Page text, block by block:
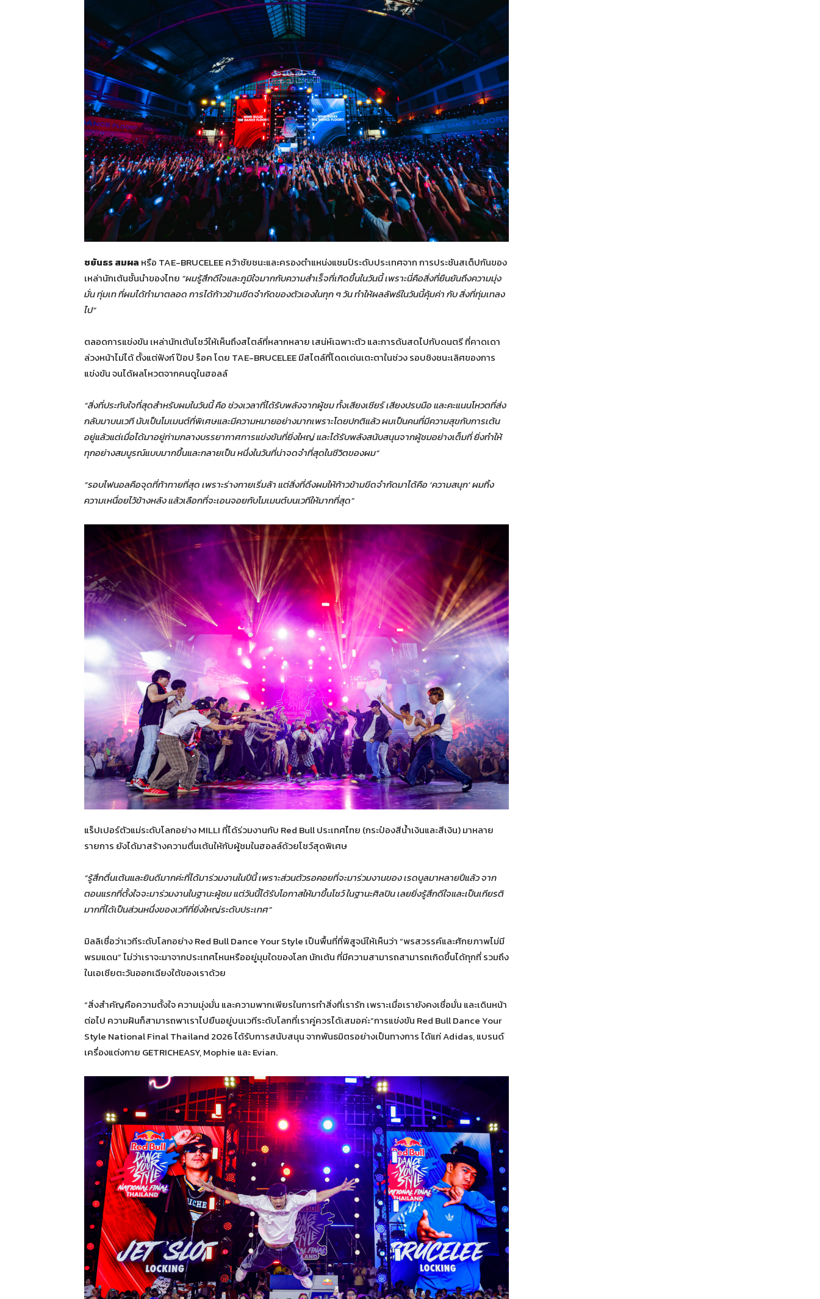
ชยันธร สมผล หรือ TAE-BRUCELEE คว้าชัยชนะและครองตำแหน่งแชมป์ระดับประเทศจาก การประชันสเต็ปกันของ
เหล่านักเต้นชั้นนำของไทย “ผมรู้สึกดีใจและภูมิใจมากกับความสำเร็จที่เกิดขึ้นในวันนี้ เพราะนี่คือสิ่งที่ยืนยันถึงความมุ่ง
มั่น ทุ่มเท ที่ผมได้ทำมาตลอด การได้ก้าวข้ามขีดจำกัดของตัวเองในทุก ๆ วัน ทำให้ผลลัพธ์ในวันนี้คุ้มค่า กับ สิ่งที่ทุ่มเทลง
ไป”
ตลอดการแข่งขัน เหล่านักเต้นโชว์ให้เห็นถึงสไตล์ที่หลากหลาย เสน่ห์เฉพาะตัว และการด้นสดไปกับดนตรี ที่คาดเดา
ล่วงหน้าไม่ได้ ตั้งแต่ฟังก์ ป๊อป ร็อค โดย TAE-BRUCELEE มีสไตล์ที่โดดเด่นเตะตาในช่วง รอบชิงชนะเลิศของการ
แข่งขัน จนได้ผลโหวตจากคนดูในฮอลล์
“สิ่งที่ประทับใจที่สุดสำหรับผมในวันนี้ คือ ช่วงเวลาที่ได้รับพลังจากผู้ชม ทั้งเสียงเชียร์ เสียงปรบมือ และคะแนนโหวตที่ส่ง
กลับมาบนเวที นับเป็นโมเมนต์ที่พิเศษและมีความหมายอย่างมากเพราะโดยปกติแล้ว ผมเป็นคนที่มีความสุขกับการเต้น
อยู่แล้วแต่เมื่อได้มาอยู่ท่ามกลางบรรยากาศการแข่งขันที่ยิ่งใหญ่ และได้รับพลังสนับสนุนจากผู้ชมอย่างเต็มที่ ยิ่งทำให้
ทุกอย่างสมบูรณ์แบบมากขึ้นและกลายเป็น หนึ่งในวันที่น่าจดจำที่สุดในชีวิตของผม”
“รอบไฟนอลคือจุดที่ท้าทายที่สุด เพราะร่างกายเริ่มล้า แต่สิ่งที่ดึงผมให้ก้าวข้ามขีดจำกัดมาได้คือ ‘ความสนุก’ ผมทิ้ง
ความเหนื่อยไว้ข้างหลัง แล้วเลือกที่จะเอนจอยกับโมเมนต์บนเวทีให้มากที่สุด”
แร็ปเปอร์ตัวแม่ระดับโลกอย่าง MILLI ที่ได้ร่วมงานกับ Red Bull ประเทศไทย (กระป๋องสีน้ำเงินและสีเงิน) มาหลาย
รายการ ยังได้มาสร้างความตื่นเต้นให้กับผู้ชมในฮอลล์ด้วยโชว์สุดพิเศษ
“รู้สึกตื่นเต้นและยินดีมากค่ะที่ได้มาร่วมงานในปีนี้ เพราะส่วนตัวรอคอยที่จะมาร่วมงานของ เรดบูลมาหลายปีแล้ว จาก
ตอนแรกที่ตั้งใจจะมาร่วมงานในฐานะผู้ชม แต่วันนี้ได้รับโอกาสให้มาขึ้นโชว์ ในฐานะศิลปิน เลยยิ่งรู้สึกดีใจและเป็นเกียรติ
มากที่ได้เป็นส่วนหนึ่งของเวทีที่ยิ่งใหญ่ระดับประเทศ”
มิลลิเชื่อว่าเวทีระดับโลกอย่าง Red Bull Dance Your Style เป็นพื้นที่ที่พิสูจน์ให้เห็นว่า “พรสวรรค์และศักยภาพไม่มี
พรมแดน” ไม่ว่าเราจะมาจากประเทศไหนหรืออยู่มุมใดของโลก นักเต้น ที่มีความสามารถสามารถเกิดขึ้นได้ทุกที่ รวมถึง
ในเอเชียตะวันออกเฉียงใต้ของเราด้วย
“สิ่งสำคัญคือความตั้งใจ ความมุ่งมั่น และความพากเพียรในการทำสิ่งที่เรารัก เพราะเมื่อเรายังคงเชื่อมั่น และเดินหน้า
ต่อไป ความฝันก็สามารถพาเราไปยืนอยู่บนเวทีระดับโลกที่เราคู่ควรได้เสมอค่ะ”การแข่งขัน Red Bull Dance Your
Style National Final Thailand 2026 ได้รับการสนับสนุน จากพันธมิตรอย่างเป็นทางการ ได้แก่ Adidas, แบรนด์
เครื่องแต่งกาย GETRICHEASY, Mophie และ Evian.